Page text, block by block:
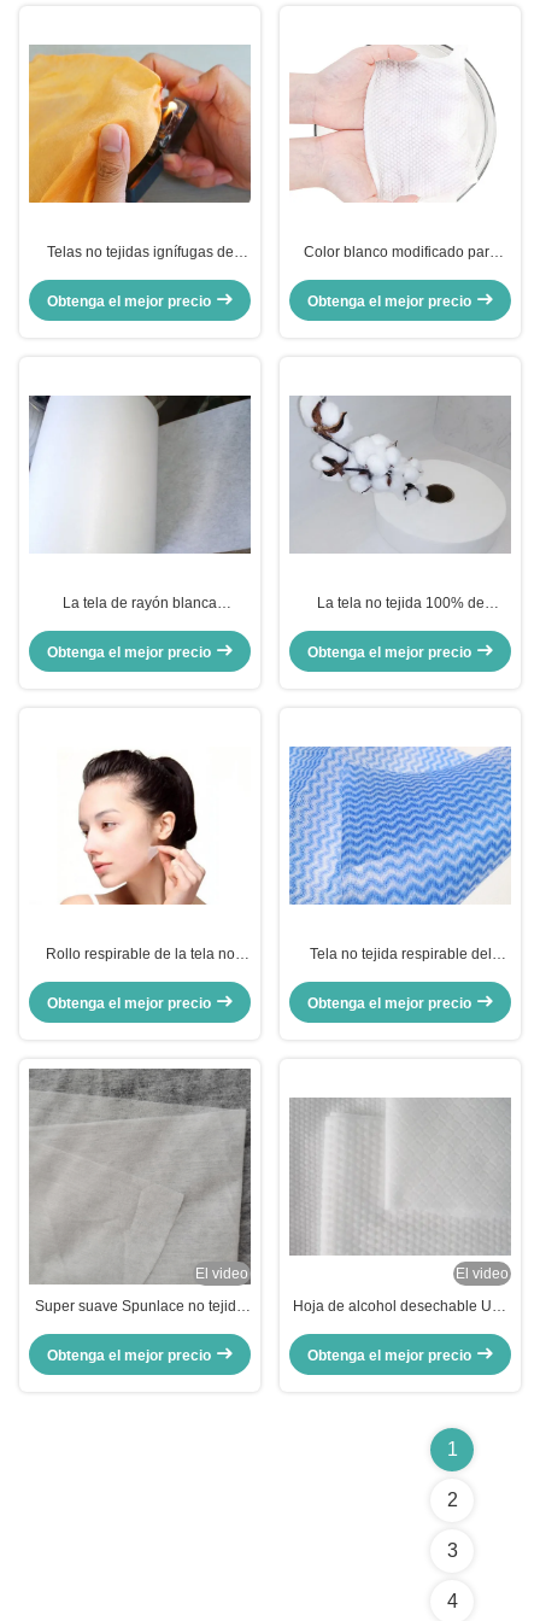
Telas no tejidas ignífugas de
poliéster para los trapos mojados
Obtenga el mejor precio
Color blanco modificado para
no tejida 100% de la tela de
Tencel Spunlace para limpiar el
Obtenga el mejor precio
La tela de rayón blanca
ata la tela no tejida para los
tejidos mojados
Obtenga el mejor precio
La tela no tejida 100% de
impresión para requisitos
particulares para los tejidos/las
Obtenga el mejor precio
Rollo respirable de la tela no
suave para la máscara invisible
Obtenga el mejor precio
Tela no tejida respirable del
tejida Eco del rayón amistoso
Obtenga el mejor precio
El video
Super suave Spunlace no tejido
faciales desechables
Obtenga el mejor precio
El video
Hoja de alcohol desechable Usa
facial desechable
Obtenga el mejor precio
1
2
3
4